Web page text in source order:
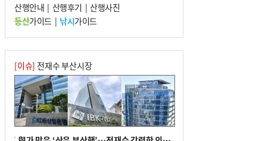
9
부산 철강공장 50대 노동자 추락사
10 국힘 부산시당, ‘정이한 조력’ 시의원 윤리
위에…‘한동훈 지지’도 신고접수
산행안내 | 산행후기 | 산행사진
등산가이드| 낚시가이드
[이슈] 전재수 부산시장